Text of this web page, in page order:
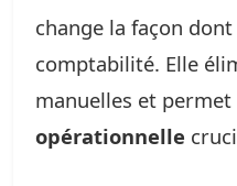
change la façon
comptabilité. Elle
manuelles et permet
opérationnelle